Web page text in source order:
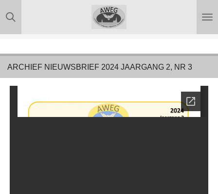
Ga
direct
naar
hoofdinhoud
ARCHIEF NIEUWSBRIEF 2024 JAARGANG 2, NR 3